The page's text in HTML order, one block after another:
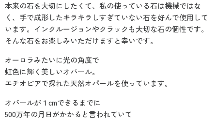
本来の石を大切にしたくて、私の使っている石は機械ではな
く、手で成形したキラキラしすぎていない石を好んで使用して
います。インクルージョンやクラックも大切な石の個性です。
そんな石をお楽しみいただけますと幸いです。
オーロラみたいに光の角度で
虹色に輝く美しいオパール。
エチオピアで採れた天然オパールを使っています。
オパールが１cmできるまでに
500万年の月日がかかると言われていて